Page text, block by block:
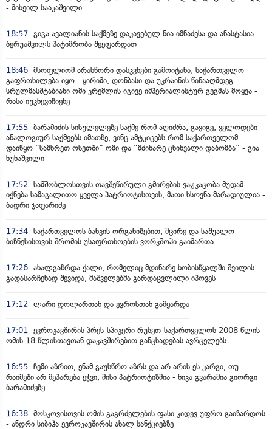
- მიხეილ სააკაშვილი
18:57 გიგა ავალიანის საქმეზე დაკავებულ ნია იმნაძესა და ანასტასია
ბერუაშვილს პატიმრობა შეეფარდათ
18:46 მსოფლიომ არასწორი დასკვნები გამოიტანა, საქართველო
გაფრთხილება იყო - ყირიმი, დონბასი და უკრაინის წინააღმდეგ
სრულმასშტაბიანი ომი კრემლის იგივე იმპერიალისტურ გეგმას მოყვა -
რასა იუკნევიჩიენე
17:55 ბარამიძის სისულელეზე საქმე რომ აღიძრა, გავიგე, ველოდები
ანალოგიურ საქმეებს იმათზე, ვინც ამტკიცებს რომ საქართველომ
დაიწყო “სამხრეთ ოსეთში” ომი და “მძინარე ცხინვალი დაბომბა” - გია
ხუხაშვილი
17:52
სამშობლოსთვის თავშეწირული გმირების ვაჟკაცობა მუდამ
იქნება სამაგალითო ყველა პატრიოტისთვის, მათი ხსოვნა მარადიულია -
ბადრი ჯაფარიძე
17:34 საქართველოს ბანკის ორგანიზებით, მცირე და საშუალო
ბიზნესისთვის შრომის უსაფრთხოების ვორკშოპი გაიმართა
17:26 ახალგაზრდა ქალი, რომელიც მდინარე ხობისწყალში შვილის
გადასარჩენად შევიდა, მაშველებმა გარდაცვლილი იპოვეს
17:12 ლარი დოლართან და ევროსთან გამყარდა
17:01
ევროკავშირის პრეს-სპიკერი რუსეთ-საქართველოს 2008 წლის
ომის 18 წლისთავთან დაკავშირებით განცხადებას ავრცელებს
16:55 ჩემი აზრით, ენამ გაუსწრო აზრს და არ არის ეს კარგი, თუ
რაიმეში არ მეპარება ეჭვი, მისი პატრიოტიზმია - ნიკა გვარამია გიორგი
ბარამიძეზე
16:38 მოსკოვისთვის ომის გაგრძელების ფასი კიდევ უფრო გაიზარდოს
- ანდრი სიბიჰა ევროკავშირის ახალ სანქციებზე